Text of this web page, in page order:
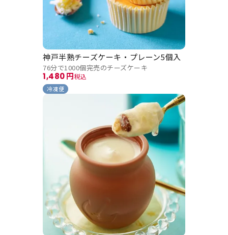
76分で1000個完売のチーズケーキ
神戸半熟チーズケーキ・プレーン5個入
冷凍便
1,480 税込